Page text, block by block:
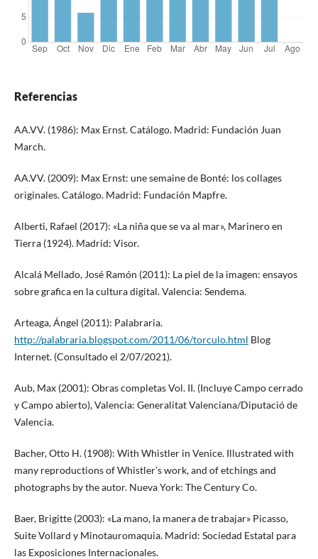
Referencias
AA.VV. (1986): Max Ernst. Catálogo. Madrid: Fundación Juan
March.
AA.VV. (2009): Max Ernst: une semaine de Bonté: los collages
originales. Catálogo. Madrid: Fundación Mapfre.
Alberti, Rafael (2017): «La niña que se va al mar», Marinero en
Tierra (1924). Madrid: Visor.
Alcalá Mellado, José Ramón (2011): La piel de la imagen: ensayos
sobre grafica en la cultura digital. Valencia: Sendema.
Arteaga, Ángel (2011): Palabraria.
http://palabraria.blogspot.com/2011/06/torculo.html Blog
Internet. (Consultado el 2/07/2021).
Aub, Max (2001): Obras completas Vol. II. (Incluye Campo cerrado
y Campo abierto), Valencia: Generalitat Valenciana/Diputació de
Valencia.
Bacher, Otto H. (1908): With Whistler in Venice. Illustrated with
many reproductions of Whistler’s work, and of etchings and
photographs by the autor. Nueva York: The Century Co.
Baer, Brigitte (2003): «La mano, la manera de trabajar» Picasso,
Suite Vollard y Minotauromaquia. Madrid: Sociedad Estatal para
las Exposiciones Internacionales.